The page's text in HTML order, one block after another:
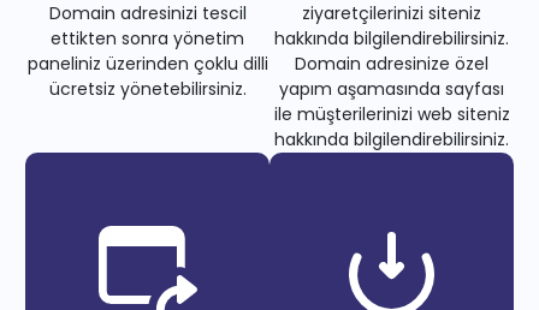
Domain adresinizi tescil
ettikten sonra yönetim
paneliniz üzerinden çoklu dilli
ücretsiz yönetebilirsiniz.
ziyaretçilerinizi siteniz
hakkında bilgilendirebilirsiniz.
Domain adresinize özel
yapım aşamasında sayfası
ile müşterilerinizi web siteniz
hakkında bilgilendirebilirsiniz.